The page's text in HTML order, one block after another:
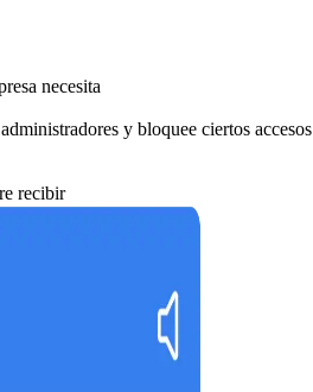
necesita
y bloquee ciertos accesos
recibir